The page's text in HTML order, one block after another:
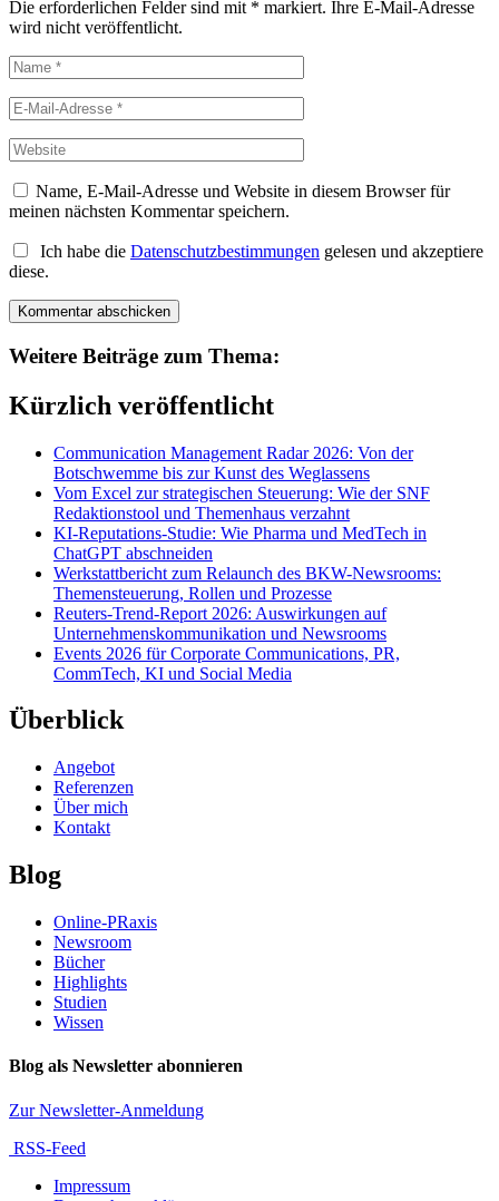
Die erforderlichen Felder sind mit * markiert. Ihre E-Mail-Adresse
wird nicht veröffentlicht.
Name, E-Mail-Adresse und Website in diesem Browser für
meinen nächsten Kommentar speichern.
Ich habe die Datenschutzbestimmungen gelesen und akzeptiere
diese.
Weitere Beiträge zum Thema:
Kürzlich veröffentlicht
Communication Management Radar 2026: Von der
Botschwemme bis zur Kunst des Weglassens
Vom Excel zur strategischen Steuerung: Wie der SNF
Redaktionstool und Themenhaus verzahnt
KI-Reputations-Studie: Wie Pharma und MedTech in
ChatGPT abschneiden
Werkstattbericht zum Relaunch des BKW-Newsrooms:
Themensteuerung, Rollen und Prozesse
Reuters-Trend-Report 2026: Auswirkungen auf
Unternehmenskommunikation und Newsrooms
Events 2026 für Corporate Communications, PR,
CommTech, KI und Social Media
Überblick
Angebot
Referenzen
Über mich
Kontakt
Blog
Online-PRaxis
Newsroom
Bücher
Highlights
Studien
Wissen
Blog als Newsletter abonnieren
Zur Newsletter-Anmeldung
RSS-Feed
Impressum